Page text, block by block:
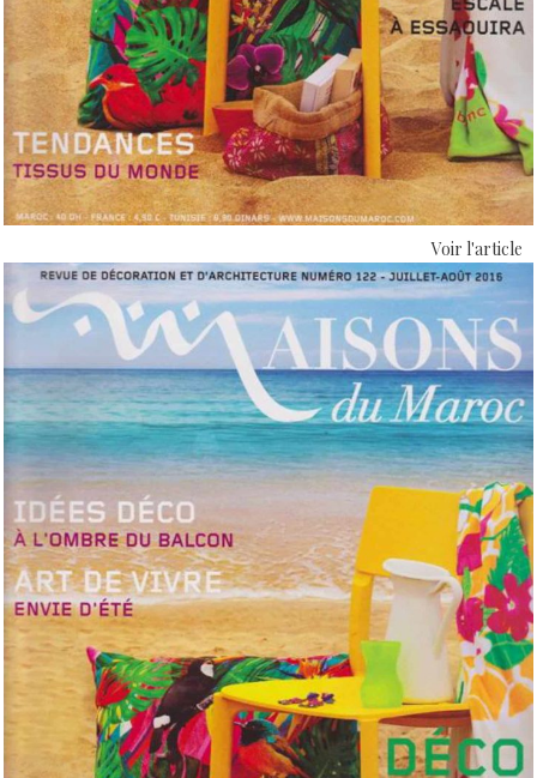
Voir l'article